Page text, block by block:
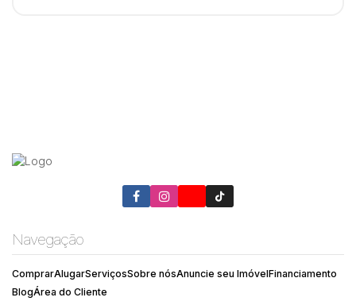
Navegação
ComprarAlugarServiçosSobre nósAnuncie seu ImóvelFinanciamento
BlogÁrea do Cliente